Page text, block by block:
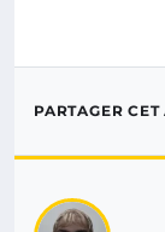
PARTAGER